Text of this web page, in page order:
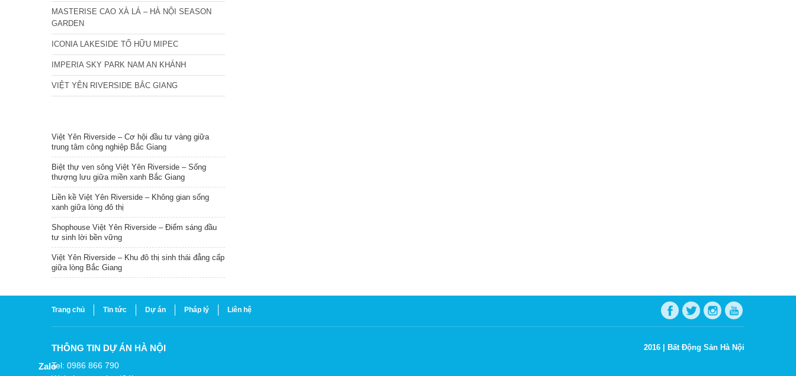
MASTERISE CAO XÀ LÁ – HÀ NỘI SEASON
GARDEN
ICONIA LAKESIDE TỐ HỮU MIPEC
IMPERIA SKY PARK NAM AN KHÁNH
VIỆT YÊN RIVERSIDE BẮC GIANG
Việt Yên Riverside – Cơ hội đầu tư vàng giữa
trung tâm công nghiệp Bắc Giang
Biệt thự ven sông Việt Yên Riverside – Sống
thượng lưu giữa miền xanh Bắc Giang
Liền kề Việt Yên Riverside – Không gian sống
xanh giữa lòng đô thị
Shophouse Việt Yên Riverside – Điểm sáng đầu
tư sinh lời bền vững
Việt Yên Riverside – Khu đô thị sinh thái đẳng cấp
giữa lòng Bắc Giang
Trang chủ Tin tức Dự án Pháp lý Liên hệ
THÔNG TIN DỰ ÁN HÀ NỘI
Tel: 0986 866 790
2016 | Bất Động Sản Hà Nội
Zalo